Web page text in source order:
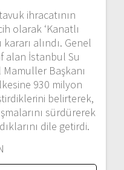
ihracatının
olarak ‘Kanatlı
alındı. Genel
alan İstanbul Su
Başkanı
930 milyon
belirterek,
sürdürerek
dile getirdi.